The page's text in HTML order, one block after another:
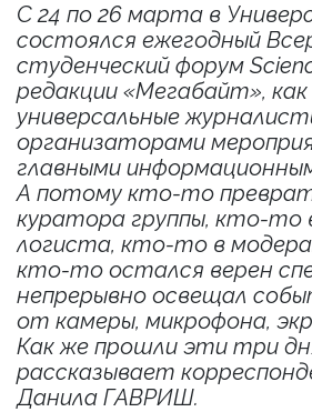
С 24 по 26 марта в
состоялся ежегодный
студенческий форум
редакции «Мегабайт»,
универсальные
организаторами
главными
А потому кто-то
куратора группы, кто-то
логиста, кто-то в
кто-то остался верен
непрерывно освещал
от камеры, микрофона,
Как же прошли эти три
рассказывает
Данила ГАВРИШ.